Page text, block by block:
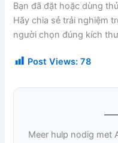
Bạn đã đặt hoặc dùng
Hãy chia sẻ trải nghiệm
người chọn đúng kích
Post Views: 78
Meer hulp nodig met